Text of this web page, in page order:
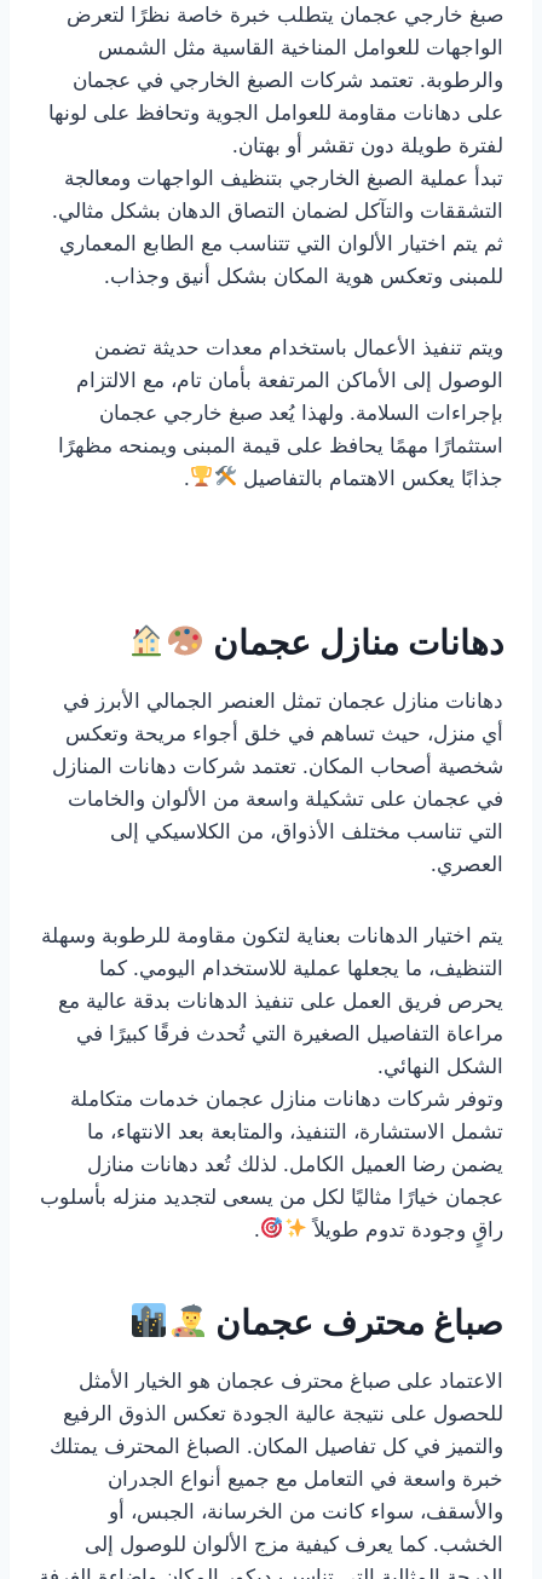
صبغ خارجي عجمان يتطلب خبرة خاصة نظرًا لتعرض
الواجهات للعوامل المناخية القاسية مثل الشمس
والرطوبة. تعتمد شركات الصبغ الخارجي في عجمان
على دهانات مقاومة للعوامل الجوية وتحافظ على لونها
لفترة طويلة دون تقشر أو بهتان.
تبدأ عملية الصبغ الخارجي بتنظيف الواجهات ومعالجة
التشققات والتآكل لضمان التصاق الدهان بشكل مثالي.
ثم يتم اختيار الألوان التي تتناسب مع الطابع المعماري
للمبنى وتعكس هوية المكان بشكل أنيق وجذاب.
ويتم تنفيذ الأعمال باستخدام معدات حديثة تضمن
الوصول إلى الأماكن المرتفعة بأمان تام، مع الالتزام
بإجراءات السلامة. ولهذا يُعد صبغ خارجي عجمان
استثمارًا مهمًا يحافظ على قيمة المبنى ويمنحه مظهرًا
جذابًا يعكس الاهتمام بالتفاصيل
.
دهانات منازل عجمان
دهانات منازل عجمان تمثل العنصر الجمالي الأبرز في
أي منزل، حيث تساهم في خلق أجواء مريحة وتعكس
شخصية أصحاب المكان. تعتمد شركات دهانات المنازل
في عجمان على تشكيلة واسعة من الألوان والخامات
التي تناسب مختلف الأذواق، من الكلاسيكي إلى
العصري.
يتم اختيار الدهانات بعناية لتكون مقاومة للرطوبة وسهلة
التنظيف، ما يجعلها عملية للاستخدام اليومي. كما
يحرص فريق العمل على تنفيذ الدهانات بدقة عالية مع
مراعاة التفاصيل الصغيرة التي تُحدث فرقًا كبيرًا في
الشكل النهائي.
وتوفر شركات دهانات منازل عجمان خدمات متكاملة
تشمل الاستشارة، التنفيذ، والمتابعة بعد الانتهاء، ما
يضمن رضا العميل الكامل. لذلك تُعد دهانات منازل
عجمان خيارًا مثاليًا لكل من يسعى لتجديد منزله بأسلوب
راقٍ وجودة تدوم طويلاً
.
صباغ محترف عجمان
الاعتماد على صباغ محترف عجمان هو الخيار الأمثل
للحصول على نتيجة عالية الجودة تعكس الذوق الرفيع
والتميز في كل تفاصيل المكان. الصباغ المحترف يمتلك
خبرة واسعة في التعامل مع جميع أنواع الجدران
والأسقف، سواء كانت من الخرسانة، الجبس، أو
الخشب. كما يعرف كيفية مزج الألوان للوصول إلى